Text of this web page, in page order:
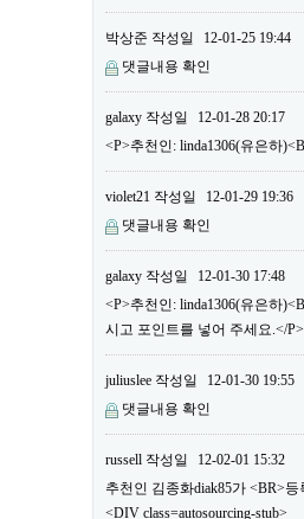
박상준 작성일
12-01-25 19:44
댓글내용 확인
galaxy 작성일
12-01-28 20:17
<P>추천인: linda1306(유은하
violet21 작성일
12-01-29 19:36
댓글내용 확인
galaxy 작성일
12-01-30 17:48
<P>추천인: linda1306(유은하
시고 포인트를 넣어 주세요.</P>
juliuslee 작성일
12-01-30 19:55
댓글내용 확인
russell 작성일
12-02-01 15:32
추천인 김종화diak85가 <BR>
<DIV class=autosourcing-stub>